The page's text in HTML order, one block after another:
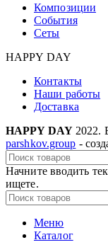
Композиции
События
Сеты
HAPPY DAY
Контакты
Наши работы
Доставка
HAPPY DAY 2022.
parshkov.group -
Начните вводить
ищете.
Меню
Каталог